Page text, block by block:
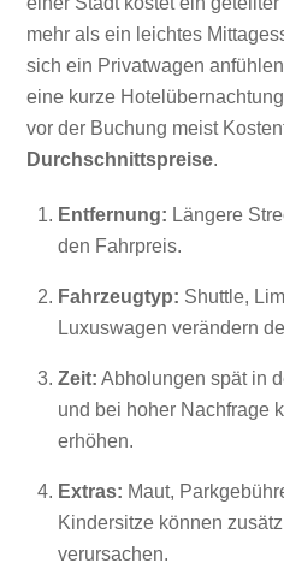
mehr als ein leichtes
sich ein Privatwagen
eine kurze
vor der Buchung meist
Durchschnittspreise.
Entfernung: Längere
den Fahrpreis.
Fahrzeugtyp: Shuttle,
Luxuswagen verändern
Zeit: Abholungen spät in
und bei hoher Nachfrage
erhöhen.
Extras: Maut,
Kindersitze können
verursachen.